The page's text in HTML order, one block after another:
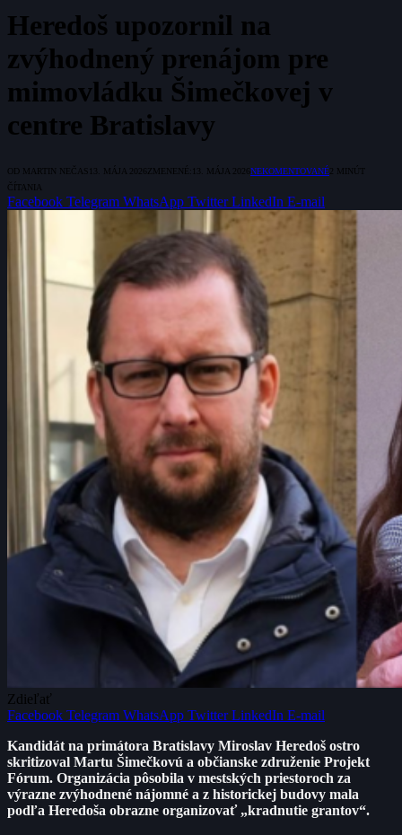
Heredoš upozornil na
zvýhodnený prenájom pre
mimovládku Šimečkovej v
centre Bratislavy
OD MARTIN NEČAS 13. MÁJA 2026 ZMENENÉ: 13. MÁJA 2026 NEKOMENTOVANÉ 2 MINÚT
ČÍTANIA
Facebook Telegram WhatsApp Twitter LinkedIn E-mail
Zdieľať
Facebook Telegram WhatsApp Twitter LinkedIn E-mail
Kandidát na primátora Bratislavy Miroslav Heredoš ostro
skritizoval Martu Šimečkovú a občianske združenie Projekt
Fórum. Organizácia pôsobila v mestských priestoroch za
výrazne zvýhodnené nájomné a z historickej budovy mala
podľa Heredoša obrazne organizovať „kradnutie grantov“.